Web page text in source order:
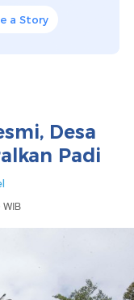
a Story
Desa
Padi